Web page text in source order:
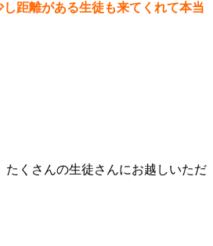
距離がある生徒も来てくれて本当
たくさんの生徒さんにお越しいただ